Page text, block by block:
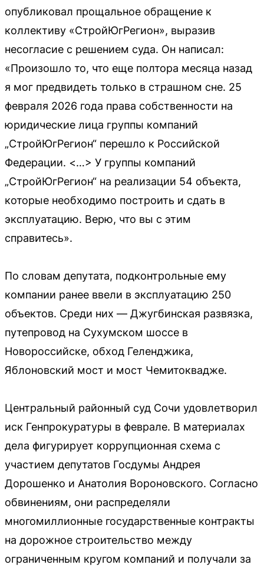
опубликовал прощальное обращение к
коллективу «СтройЮгРегион», выразив
несогласие с решением суда. Он написал:
«Произошло то, что еще полтора месяца назад
я мог предвидеть только в страшном сне. 25
февраля 2026 года права собственности на
юридические лица группы компаний
„СтройЮгРегион“ перешло к Российской
Федерации. <…> У группы компаний
„СтройЮгРегион“ на реализации 54 объекта,
которые необходимо построить и сдать в
эксплуатацию. Верю, что вы с этим
справитесь».
По словам депутата, подконтрольные ему
компании ранее ввели в эксплуатацию 250
объектов. Среди них — Джугбинская развязка,
путепровод на Сухумском шоссе в
Новороссийске, обход Геленджика,
Яблоновский мост и мост Чемитоквадже.
Центральный районный суд Сочи удовлетворил
иск Генпрокуратуры в феврале. В материалах
дела фигурирует коррупционная схема с
участием депутатов Госдумы Андрея
Дорошенко и Анатолия Вороновского. Согласно
обвинениям, они распределяли
многомиллионные государственные контракты
на дорожное строительство между
ограниченным кругом компаний и получали за